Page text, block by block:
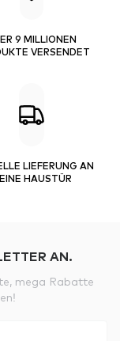
9 MILLIONEN
VERSENDET
LIEFERUNG AN
HAUSTÜR
AN.
mega Rabatte